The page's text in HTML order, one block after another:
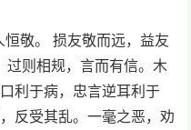
敬。 损友敬而远，益友
过则相规，言而有信。木
利于病，忠言逆耳利于
反受其乱。一毫之恶，劝